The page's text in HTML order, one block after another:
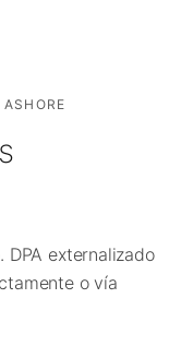
externalizado
o vía